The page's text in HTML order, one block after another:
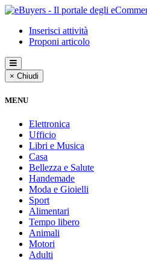
Inserisci attività
Proponi articolo
× Chiudi
MENU
Elettronica
Ufficio
Libri e Musica
Casa
Bellezza e Salute
Handemade
Moda e Gioielli
Sport
Alimentari
Tempo libero
Animali
Motori
Adulti